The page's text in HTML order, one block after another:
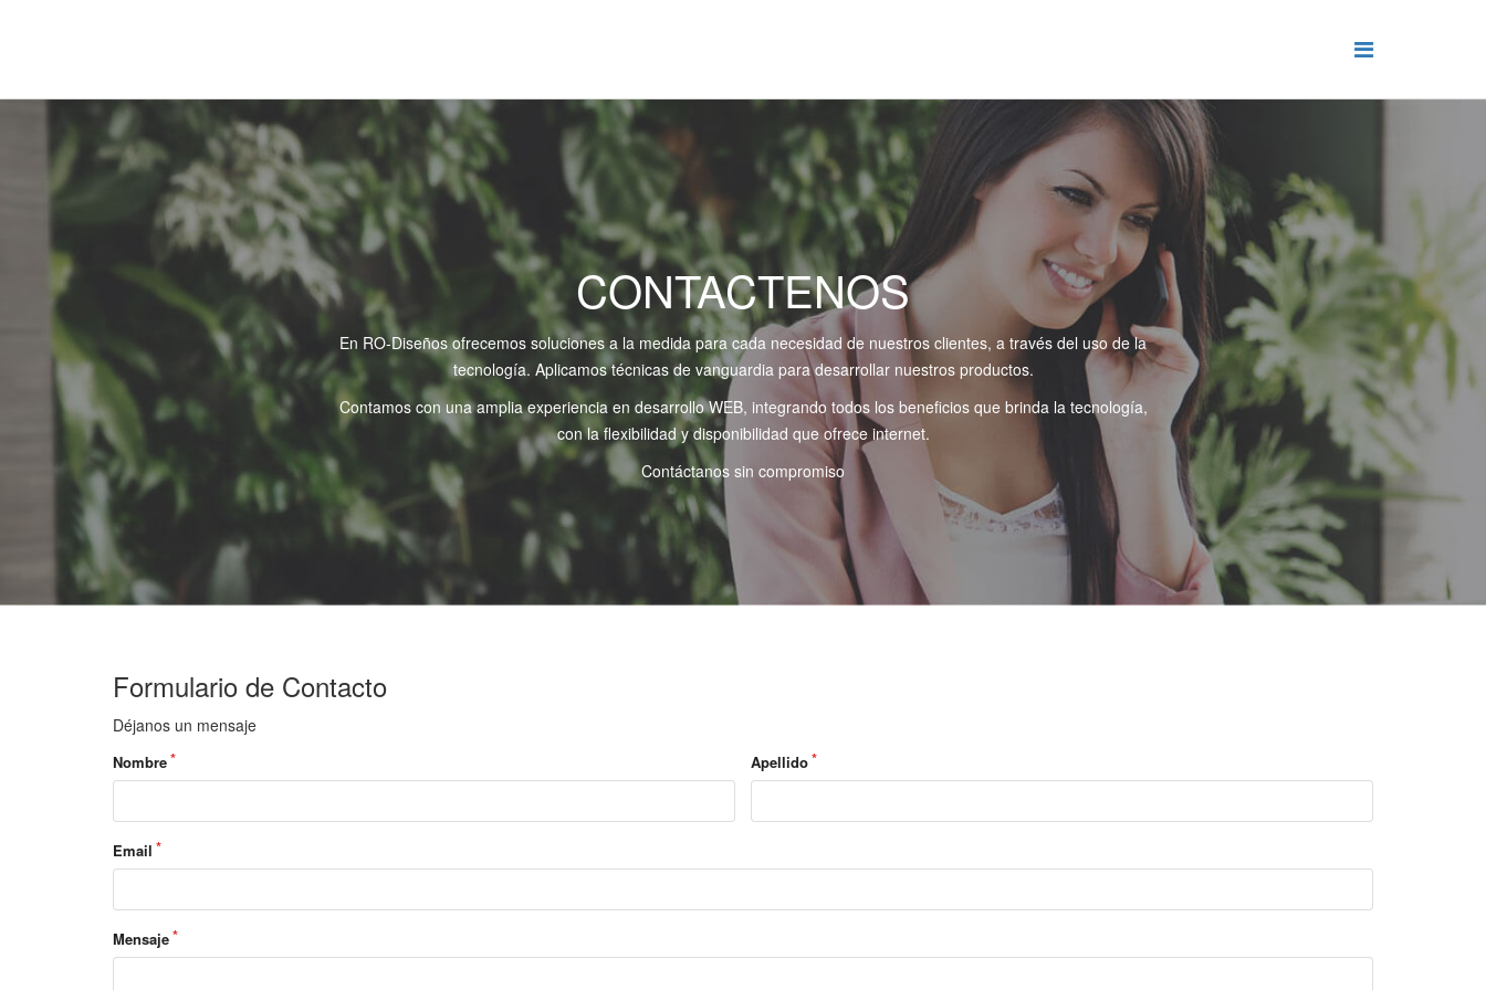
CONTACTENOS
En RO-Diseños ofrecemos soluciones a la medida para cada necesidad de nuestros clientes, a través del uso de la
tecnología. Aplicamos técnicas de vanguardia para desarrollar nuestros productos.
Contamos con una amplia experiencia en desarrollo WEB, integrando todos los beneficios que brinda la tecnología,
con la flexibilidad y disponibilidad que ofrece internet.
Contáctanos sin compromiso
Formulario de Contacto
Déjanos un mensaje
Nombre Apellido
Email
Mensaje